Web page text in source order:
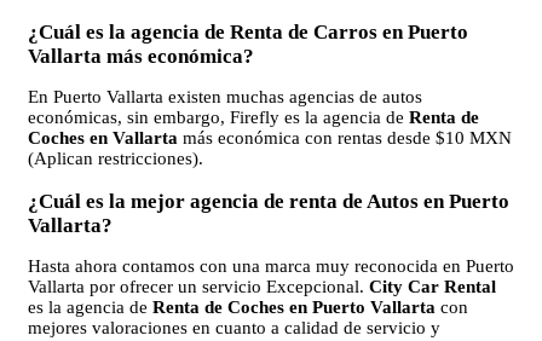
¿Cuál es la agencia de Renta de Carros en Puerto
Vallarta más económica?
En Puerto Vallarta existen muchas agencias de autos
económicas, sin embargo, Firefly es la agencia de Renta de
Coches en Vallarta más económica con rentas desde $10 MXN
(Aplican restricciones).
¿Cuál es la mejor agencia de renta de Autos en Puerto
Vallarta?
Hasta ahora contamos con una marca muy reconocida en Puerto
Vallarta por ofrecer un servicio Excepcional. City Car Rental
es la agencia de Renta de Coches en Puerto Vallarta con
mejores valoraciones en cuanto a calidad de servicio y